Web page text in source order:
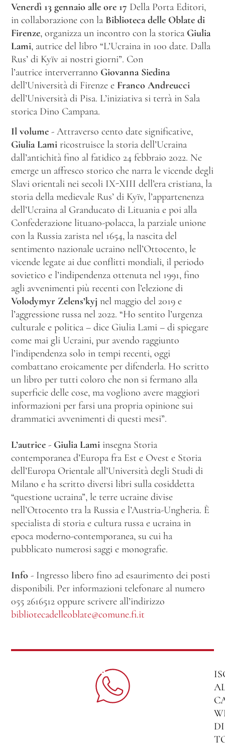
Venerdì 13 gennaio alle ore 17 Della Porta Editori,
in collaborazione con la Biblioteca delle Oblate di
Firenze, organizza un incontro con la storica Giulia
Lami, autrice del libro “L’Ucraina in 100 date. Dalla
Rus’ di Kyïv ai nostri giorni”. Con
l’autrice interverranno Giovanna Siedina
dell’Università di Firenze e Franco Andreucci
dell’Università di Pisa. L’iniziativa si terrà in Sala
storica Dino Campana.
Il volume - Attraverso cento date significative,
Giulia Lami ricostruisce la storia dell’Ucraina
dall’antichità fino al fatidico 24 febbraio 2022. Ne
emerge un affresco storico che narra le vicende degli
Slavi orientali nei secoli IX-XIII dell’era cristiana, la
storia della medievale Rus’ di Kyïv, l’appartenenza
dell’Ucraina al Granducato di Lituania e poi alla
Confederazione lituano-polacca, la parziale unione
con la Russia zarista nel 1654, la nascita del
sentimento nazionale ucraino nell’Ottocento, le
vicende legate ai due conflitti mondiali, il periodo
sovietico e l’indipendenza ottenuta nel 1991, fino
agli avvenimenti più recenti con l’elezione di
Volodymyr Zelens’kyj nel maggio del 2019 e
l’aggressione russa nel 2022. “Ho sentito l’urgenza
culturale e politica – dice Giulia Lami – di spiegare
come mai gli Ucraini, pur avendo raggiunto
l’indipendenza solo in tempi recenti, oggi
combattano eroicamente per difenderla. Ho scritto
un libro per tutti coloro che non si fermano alla
superficie delle cose, ma vogliono avere maggiori
informazioni per farsi una propria opinione sui
drammatici avvenimenti di questi mesi”.
L’autrice - Giulia Lami insegna Storia
contemporanea d’Europa fra Est e Ovest e Storia
dell’Europa Orientale all’Università degli Studi di
Milano e ha scritto diversi libri sulla cosiddetta
“questione ucraina”, le terre ucraine divise
nell’Ottocento tra la Russia e l’Austria-Ungheria. È
specialista di storia e cultura russa e ucraina in
epoca moderno-contemporanea, su cui ha
pubblicato numerosi saggi e monografie.
Info - Ingresso libero fino ad esaurimento dei posti
disponibili. Per informazioni telefonare al numero
055 2616512 oppure scrivere all’indirizzo
bibliotecadelleoblate@comune.fi.it
DI